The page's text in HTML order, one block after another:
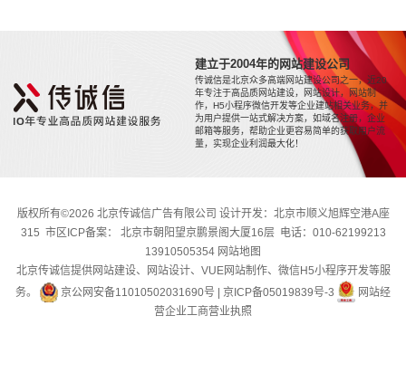
建立于2004年的网站建设公司
传诚信是北京众多高端网站建设公司之一，近20
年专注于高品质网站建设，网站设计，网站制
作，H5小程序微信开发等企业建站相关业务，并
为用户提供一站式解决方案，如域名注册，企业
邮箱等服务，帮助企业更容易简单的获取用户流
量，实现企业利润最大化！
版权所有©2026 北京传诚信广告有限公司 设计开发：北京市顺义旭辉空港A座
315 市区ICP备案： 北京市朝阳望京鹏景阁大厦16层 电话：010-62199213
13910505354 网站地图
北京传诚信提供网站建设、网站设计、VUE网站制作、微信H5小程序开发等服
务。
京公网安备11010502031690号 京ICP备05019839号-3
网站经
营企业工商营业执照